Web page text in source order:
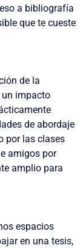
a bibliografía
que te cueste
de la
un impacto
de abordaje
por las clases
amigos por
amplio para
espacios
en una tesis,